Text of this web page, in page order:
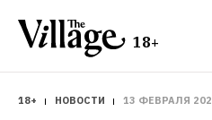
18+
18+ НОВОСТИ 13 ФЕВРАЛЯ